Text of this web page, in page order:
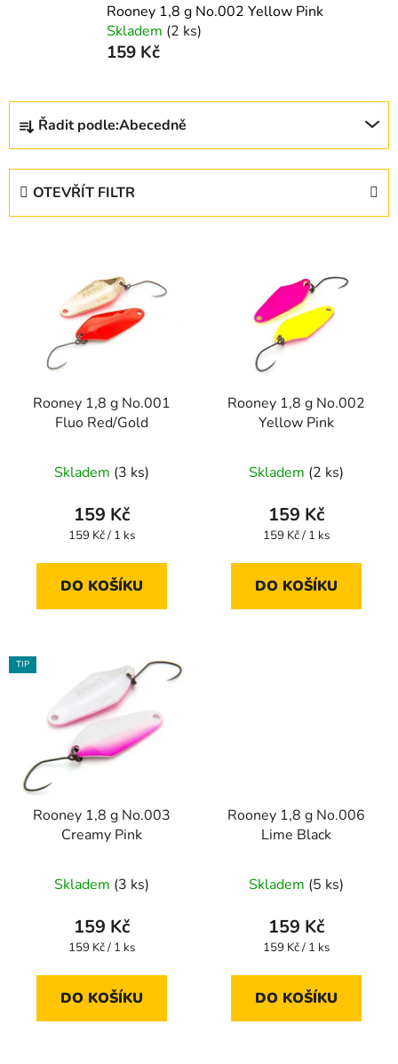
Rooney 1,8 g No.002 Yellow Pink
Skladem (2 ks)
159 Kč
Ř
z
Řadit podle:Abecedně
OTEVŘÍT FILTR
Rooney 1,8 g No.001
Fluo Red/Gold
Skladem (3 ks)
159 Kč
Měrná
159 Kč / 1 ks
DO KOŠÍKU
Rooney 1,8 g No.002
Yellow Pink
Skladem (2 ks)
159 Kč
Měrná
159 Kč / 1 ks
DO KOŠÍKU
TIP
Rooney 1,8 g No.003
Creamy Pink
Skladem (3 ks)
159 Kč
Měrná
159 Kč / 1 ks
DO KOŠÍKU
Rooney 1,8 g No.006
Lime Black
Skladem (5 ks)
159 Kč
Měrná
159 Kč / 1 ks
DO KOŠÍKU